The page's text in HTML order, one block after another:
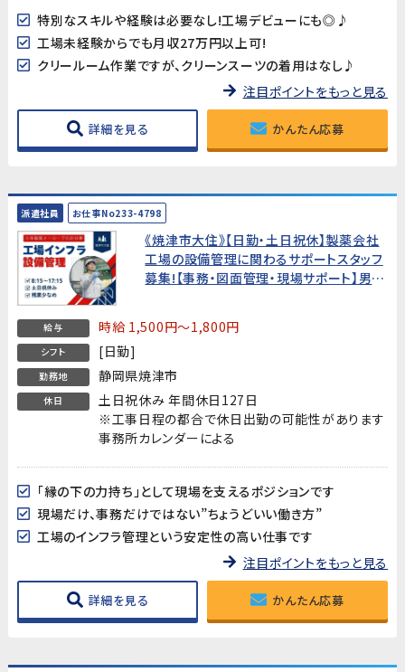
特別なスキルや経験は必要なし!工場デビューにも◎♪
工場未経験からでも月収27万円以上可!
クリールーム作業ですが、クリーンスーツの着用はなし♪
注目ポイントをもっと見る
詳細を見る かんたん応募
派遣社員 お仕事No233-4798
《焼津市大住》【日勤・土日祝休】製薬会社
工場の設備管理に関わるサポートスタッフ
募集!【事務・図面管理・現場サポート】男性
給与 時給 1,500円～1,800円
シフト [日勤]
勤務地 静岡県焼津市
休日
土日祝休み 年間休日127日
※工事日程の都合で休日出勤の可能性があります
事務所カレンダーによる
「縁の下の力持ち」として現場を支えるポジションです
現場だけ、事務だけではない”ちょうどいい働き方”
工場のインフラ管理という安定性の高い仕事です
注目ポイントをもっと見る
詳細を見る かんたん応募